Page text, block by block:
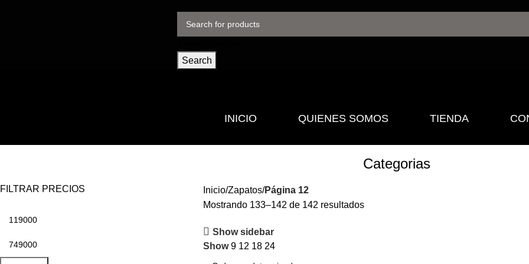
Search
INICIO QUIENES SOMOS TIENDA
Categorias
FILTRAR PRECIOS Inicio Zapatos Página 12
Mostrando 133–142 de 142 resultados
Show sidebar
Show9 12 18 24